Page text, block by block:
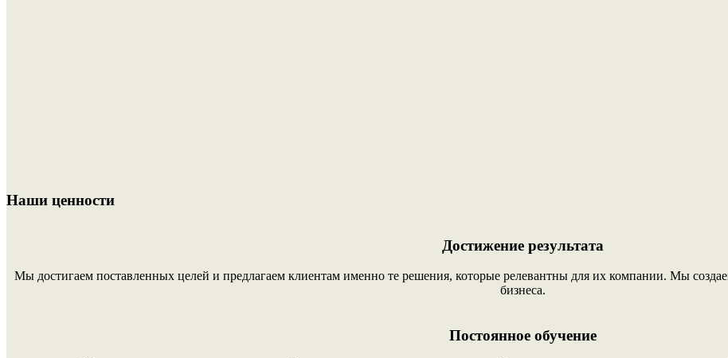
Наши ценности
Достижение результата
Мы достигаем поставленных целей и предлагаем клиентам именно те решения, которые релевантны для их компании. Мы
бизнеса.
Постоянное обучение